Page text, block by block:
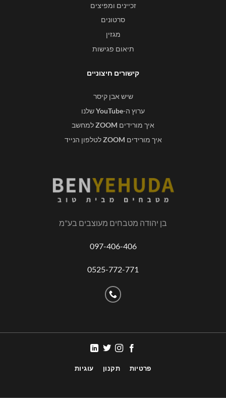
זכיינים ומפיצים
סרטונים
מגזין
תיאום פגישות
קישורים חיצוניים
שיש אבן קיסר
ערוץ ה-YouTubeשלנו
איך מורידים ZOOMלמחשב
איך מורידים ZOOM לטלפון הנייד
בן יהודה מטבחים מעוצבים בע"מ
097-406-406
0525-772-771
פרטיות תקנון עוגיות